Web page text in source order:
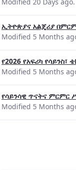
ኢትዮጵያና አልጄሪያ
Modified 5 Months
የ2026 የአፍሪካ
Modified 5 Months
የሳይንሳዊ ጥናትና
Modified 5 Months